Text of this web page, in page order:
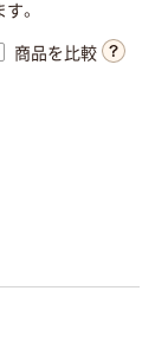
。
商品を比較